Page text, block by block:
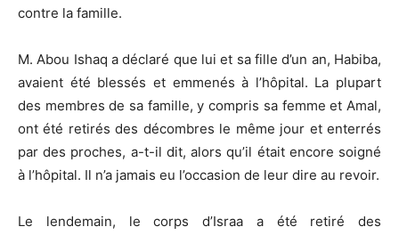
contre la famille.
M. Abou Ishaq a déclaré que lui et sa fille d’un an, Habiba,
avaient été blessés et emmenés à l’hôpital. La plupart
des membres de sa famille, y compris sa femme et Amal,
ont été retirés des décombres le même jour et enterrés
par des proches, a-t-il dit, alors qu’il était encore soigné
à l’hôpital. Il n’a jamais eu l’occasion de leur dire au revoir.
Le lendemain, le corps d’Israa a été retiré des